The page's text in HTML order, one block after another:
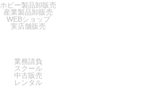
ホビー製品卸販売
産業製品卸販売
WEBショップ
実店舗販売
業務請負
スクール
中古販売
レンタル